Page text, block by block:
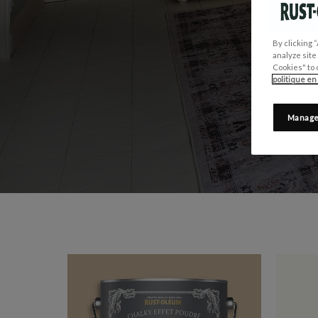
By clicking
analyze
Cookies" to
politique